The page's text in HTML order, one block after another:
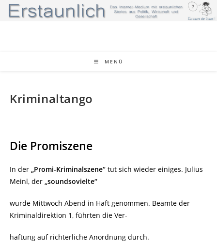
Zum
Inhalt
MENÜ
Kriminaltango
Die Promiszene
In der „Promi-Kriminalszene“ tut sich wieder einiges. Julius
Meinl, der „soundsovielte“
wurde Mittwoch Abend in Haft genommen. Beamte der
Kriminaldirektion 1, führten die Ver-
haftung auf richterliche Anordnung durch.